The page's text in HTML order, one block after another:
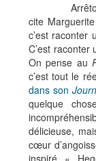
Arrêtons-
cite
c’est raconter
C’est
On pense au
c’est tout le
dans son
quelque
délicieuse,
cœur
inspiré «